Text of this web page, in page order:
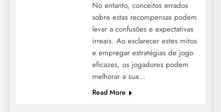
No entanto, conceitos errados
sobre estas recompensas podem
levar a confusões e expectativas
irreais. Ao esclarecer estes mitos
e empregar estratégias de jogo
eficazes, os jogadores podem
melhorar a sua…
Read More